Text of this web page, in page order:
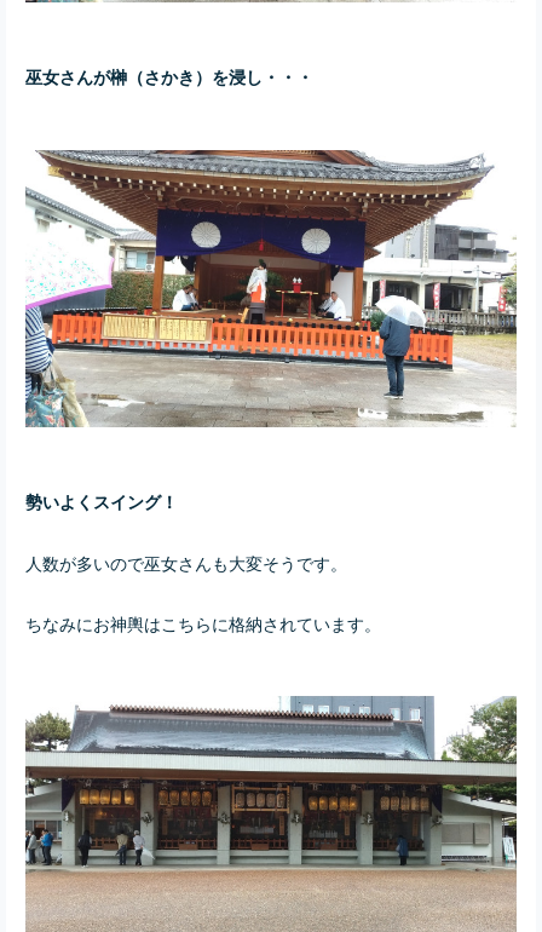
巫女さんが榊（さかき）を浸し・・・
勢いよくスイング！
人数が多いので巫女さんも大変そうです。
ちなみにお神輿はこちらに格納されています。